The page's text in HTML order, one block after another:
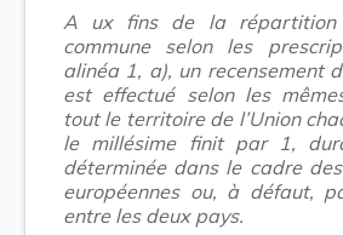
A
ux fins de la
commune selon les
alinéa 1, a), un recensement
est effectué selon les
tout le territoire de l’Union
le millésime finit par 1,
déterminée dans le cadre
européennes ou, à défaut,
entre les deux pays.